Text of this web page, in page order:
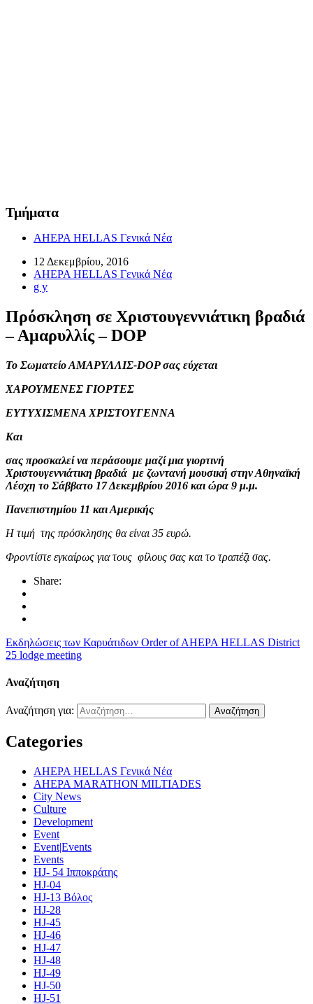
Τμήματα
AHEPA HELLAS Γενικά Νέα
12 Δεκεμβρίου, 2016
AHEPA HELLAS Γενικά Νέα
g y
Πρόσκληση σε Χριστουγεννιάτικη βραδιά
– Αμαρυλλίς – DOP
Το Σωματείο ΑΜΑΡΥΛΛΙΣ-DOPσας εύχεται
ΧΑΡΟΥΜΕΝΕΣ ΓΙΟΡΤΕΣ
ΕΥΤΥΧΙΣΜΕΝΑ ΧΡΙΣΤΟΥΓΕΝΝΑ
Και
σας προσκαλεί να περάσουμε μαζί μια γιορτινή
Χριστουγεννιάτικη βραδιά με ζωντανή μουσική στην Αθηναϊκή
Λέσχη το Σάββατο 17 Δεκεμβρίου 2016 και ώρα 9 μ.μ.
Πανεπιστημίου 11 και Αμερικής
Η τιμή της πρόσκλησης θα είναι 35 ευρώ.
Φροντίστε εγκαίρως για τους φίλους σας και το τραπέζι σας.
Share:
Εκδηλώσεις των Καρυάτιδων Order of AHEPA HELLAS District
25 lodge meeting
Αναζήτηση
Αναζήτηση για:
Categories
AHEPA HELLAS Γενικά Νέα
AHEPA MARATHON MILTIADES
City News
Culture
Development
Event
Event|Events
Events
HJ- 54 Ιπποκράτης
HJ-04
HJ-13 Βόλος
HJ-28
HJ-45
HJ-46
HJ-47
HJ-48
HJ-49
HJ-50
HJ-51